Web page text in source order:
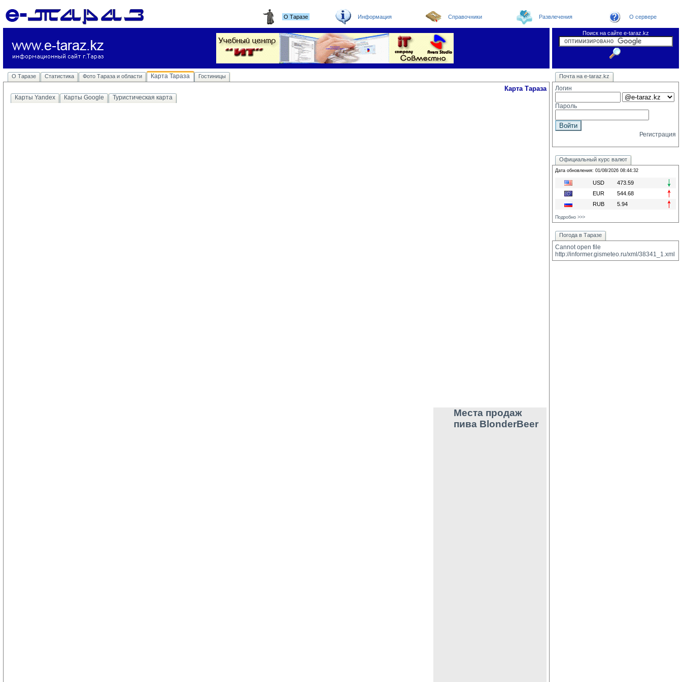
О Таразе Информация Справочники Развлечения О сервере
Поиск на сайте e-taraz.kz
О Таразе Статистика Фото Тараза и области Карта Тараза Гостиницы Новости Погода в Таразе
Телефоный справочник
Видеоконференция
Новости e-taraz Замечания и предложения
Карта Тараза
Карты Yandex Карты Google Туристическая карта
Места продаж
пива BlonderBeer
Почта на e-taraz.kz
Логин
Пароль
Регистрация
Официальный курс валют
Дата обновления: 01/08/2026 08:44:32
USD
473.59
EUR
544.68
RUB
5.94
Подробно >>>
Погода в Таразе
Cannot open file
http://informer.gismeteo.ru/xml/38341_1.xml